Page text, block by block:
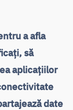
a afla
să
aplicațiilor
date